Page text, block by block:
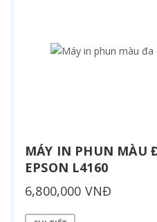
MÁY IN PHUN MÀU
EPSON L4160
6,800,000 VNĐ